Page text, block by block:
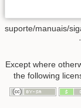
suporte/manuais/
Except where
the following